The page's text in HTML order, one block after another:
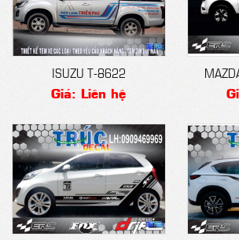
ISUZU T-8622
Giá: Liên hệ